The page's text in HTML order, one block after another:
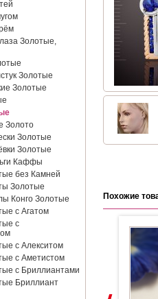
Золотые,
Золотые
Золотые
Золото
Золотые
Золотые
Каффы
без Камней
Золотые
Конго Золотые
с Агатом
с
с Алекситом
с Аметистом
с Бриллиантами
Бриллиант
Похожие